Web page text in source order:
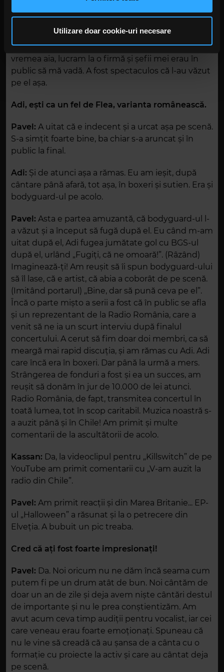
privire la modul în care folosiți site-ul nostru. Aceștia le
pot combina cu alte informații oferite de dvs. sau culese
continuați să utilizați website-ul nostru, sunteți de acord
cu utilizarea modulelor noastre cookie.
Utilizare doar cookie-uri necesare
seara aia, Adi a exagerat puțin (râde). Avem niște
așa că a hotărât să se dezbrace. A mai găsit și un
sutien în backstage. Normal că l-a pus pe el. La
vremea aia, lucram la o firmă și șefii mei erau în
public să mă vadă. A fost spectaculos că l-au văzut
pe el așa.
Adi, ești ca un fel de Flea, varianta românească.
Pavel: A uitat că e indecent și a urcat așa pe scenă.
S-a simțit foarte bine, ba chiar s-a aruncat și în
public la final.
Adi: Și de atunci așa a rămas. Eu am ieșit, după
cântare până afară, tot așa, în boxeri și sutien. Era și
bodyguard-ul pe acolo.
Pavel: Asta e partea amuzantă, că bodyguard-ul l-
a văzut și a început să fugă după el. Eu când m-am
uitat după el, Adi fugea jumătate gol cu BGS-ul
după el, urlând „Fugiți, că ne omoară!”. (Râzând)
Imaginează-ți! Am reușit să îi spun bodyguard-ului
să îl lase, că e artist, că abia a coborât de pe scenă.
(Imitând portarul) „Bine, dar să pună ceva pe el”.
Încă o parte mișto a serii a fost că în public se afla
și un reprezentant de la Radio România, care a
venit să ne ia un scurt interviu după finalul
concertului. A cerut să fim doar doi membri, ca să
meargă mai rapid discuția, și am rămas cu Adi. Adi
care încă era în boxeri. Dar până la urmă a mers.
Strângerea de fonduri a fost și ea un succes, am
reușit să donăm în jur de 10.000 de lei atunci.
Radio România, de fapt, transmitea concertul în
toată lumea, tot în scop caritabil. Muzica noastră s-
a auzit până și în Chile! Am primit și multe
comentarii de la ascultătorii de acolo.
Kassan: Da, la videoclipul pentru „Killswitch” de pe
YouTube am primit comentarii cu „V-am auzit la
radio din Chile”.
Pavel: Am primit reacții și din Marea Britanie... EP-
ul „Halloween” a răsunat și la o petrecere din
Elveția. A bubuit un pic treaba.
Cred că ați fost foarte impresionați!
Pavel: Da. Noi oricum nu ne dăm încă seama cum
putem fi pe un drum atât de bun. Noi cântăm de
doar un an de zile și deja avem niște cântări destul
de importante și nu le prea conștientizăm. Am
avut acum ceva timp audiții pentru vocalist, iar cei
care veneau erau foarte emoționați. Spuneau că
nu le vine să creadă că au șansa de a cânta cu o
formație cu proiecte la activ și care au cântat deja
pe scenă.